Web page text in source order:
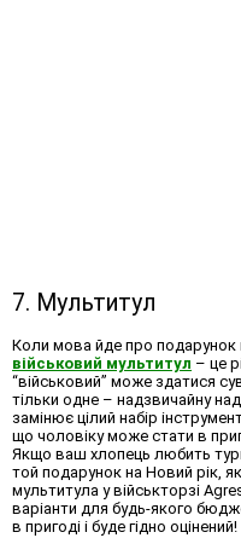
7. Мультитул
Коли мова йде про подарунок
військовий мультитул – це
“військовий” може здатися
тільки одне – надзвичайну
замінює цілий набір
що чоловіку може стати в
Якщо ваш хлопець любить
той подарунок на Новий рік,
мультитула у військторзі
варіанти для будь-якого
в пригоді і буде гідно оцінений!